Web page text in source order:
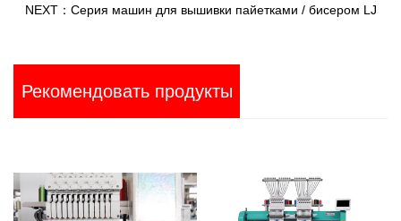
NEXT：Серия машин для вышивки пайетками / бисером LJ
Рекомендовать продукты